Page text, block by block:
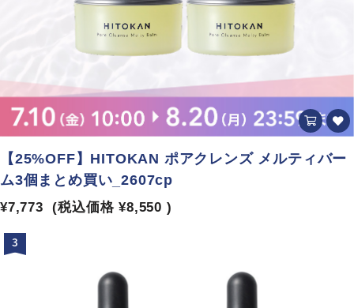
【25%OFF】HITOKAN ポアクレンズ メルティバー
ム3個まとめ買い_2607cp
¥7,773 (税込価格 ¥8,550 )
3